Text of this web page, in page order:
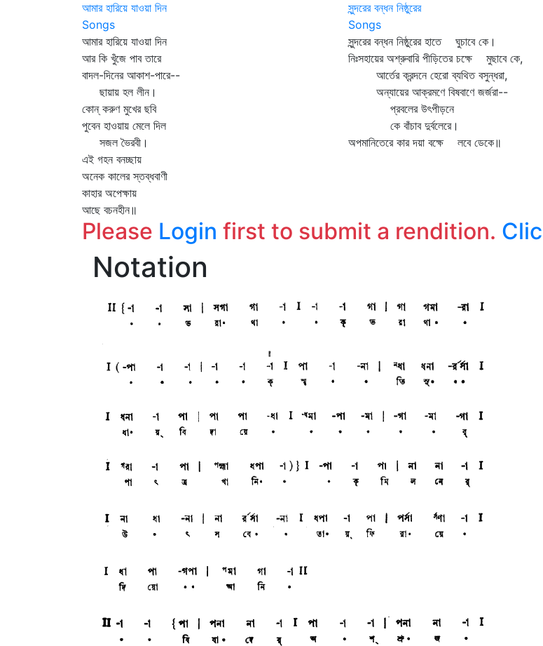
আমার হারিয়ে যাওয়া দিন
Songs
আমার হারিয়ে যাওয়া দিন
আর কি খুঁজে পাব তারে
বাদল-দিনের আকাশ-পারে--
ছায়ায় হল লীন।
কোন্‌ করুণ মুখের ছবি
পুবেন হাওয়ায় মেলে দিল
সজল ভৈরবী।
এই গহন বনচ্ছায়
অনেক কালের স্তব্ধবাণী
কাহার অপেক্ষায়
আছে বচনহীন॥
সুন্দরের বন্ধন নিষ্ঠুরের
Songs
সুন্দরের বন্ধন নিষ্ঠুরের হাতে ঘুচাবে কে।
নিঃসহায়ের অশ্রুবারি পীড়িতের চক্ষে মুছাবে কে,
আর্তের ক্রন্দনে হেরো ব্যথিত বসুন্ধরা,
অন্যায়ের আক্রমণে বিষবাণে জর্জরা--
প্রবলের উৎপীড়নে
কে বাঁচাব দুর্বলেরে।
অপমানিতেরে কার দয়া বক্ষে লবে ডেকে॥
Please Login first to submit a rendition.
Notation